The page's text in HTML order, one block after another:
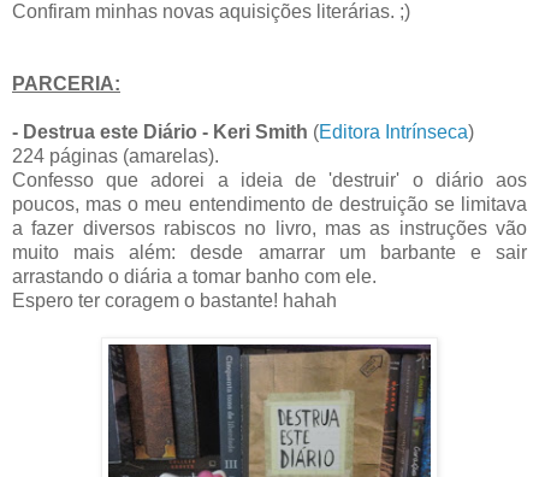
Confiram minhas novas aquisições literárias. ;)
PARCERIA:
- Destrua este Diário - Keri Smith (Editora Intrínseca)
224 páginas (amarelas).
Confesso que adorei a ideia de 'destruir' o diário aos
poucos, mas o meu entendimento de destruição se limitava
a fazer diversos rabiscos no livro, mas as instruções vão
muito mais além: desde amarrar um barbante e sair
arrastando o diária a tomar banho com ele.
Espero ter coragem o bastante! hahah